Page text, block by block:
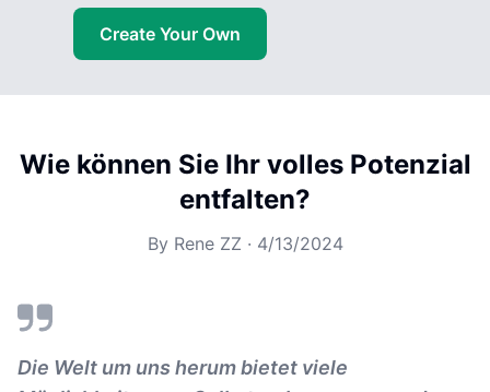
Create Your Own
Wie können Sie Ihr volles Potenzial
entfalten?
By Rene ZZ · 4/13/2024
Die Welt um uns herum bietet viele